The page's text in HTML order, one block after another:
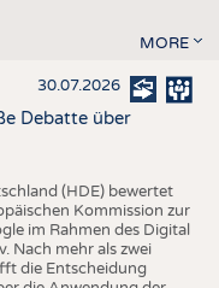
MORE
30.07.2026
Debatte über
(HDE) bewertet
Kommission zur
im Rahmen des Digital
Nach mehr als zwei
die Entscheidung